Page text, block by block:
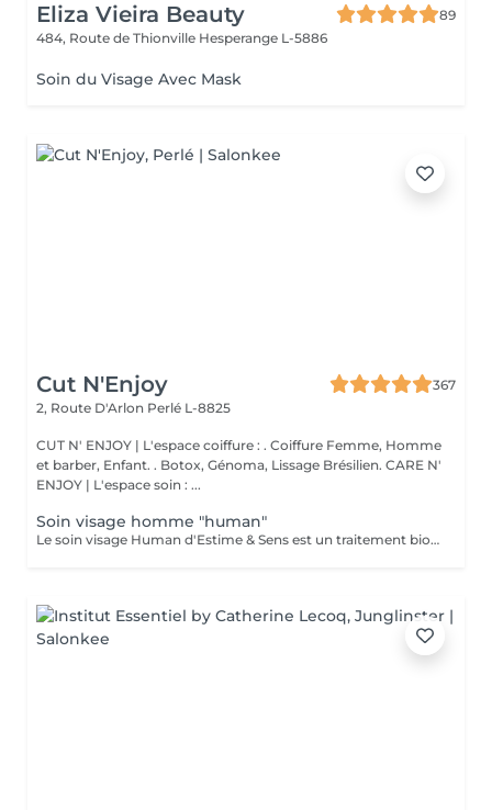
Eliza Vieira Beauty
89
484, Route de Thionville Hesperange L-5886
Soin du Visage Avec Mask
Cut N'Enjoy
367
2, Route D'Arlon Perlé L-8825
CUT N' ENJOY | L'espace coiffure : . Coiffure Femme, Homme
et barber, Enfant. . Botox, Génoma, Lissage Brésilien. CARE N'
ENJOY | L'espace soin : ...
Soin visage homme "human"
Le soin visage Human d'Estime & Sens est un traitement bio global de 1h15 dédié aux hommes. Il débute par un modelage relaxant du dos pour évacuer les tensions. Il se poursuit par un nettoyage profond, un gommage et un massage du visage avec l'huile Human. Ce protocole sur mesure purifie, hydrate intensément et défatigue durablement les traits.